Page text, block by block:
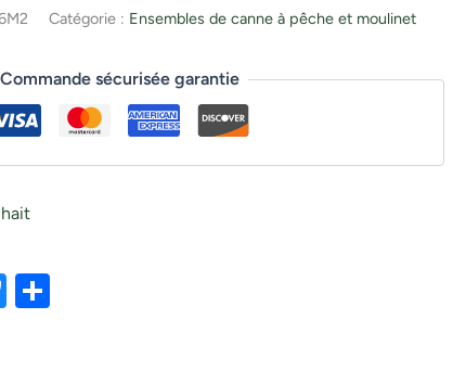
Catégorie : Ensembles de canne à pêche et moulinet
Commande sécurisée garantie
Bluesky